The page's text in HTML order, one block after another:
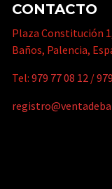
CONTACTO
Plaza Constitución
Baños, Palencia,
Tel:979 77 08 12 /